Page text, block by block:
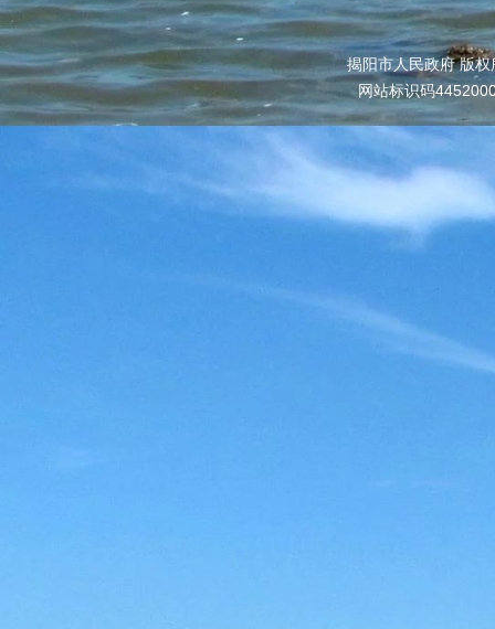
揭阳市人民政府 版
网站标识码